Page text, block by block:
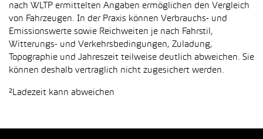
nach WLTP ermittelten Angaben ermöglichen den Vergleich
von Fahrzeugen. In der Praxis können Verbrauchs- und
Emissionswerte sowie Reichweiten je nach Fahrstil,
Witterungs- und Verkehrsbedingungen, Zuladung,
Topographie und Jahreszeit teilweise deutlich abweichen. Sie
können deshalb vertraglich nicht zugesichert werden.
²Ladezeit kann abweichen